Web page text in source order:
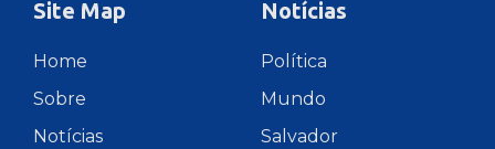
Site Map
Home
Sobre
Notícias
Notícias
Política
Mundo
Salvador